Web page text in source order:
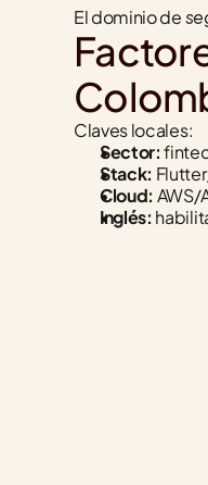
El dominio de
Claves locales:
Sector:
Stack:
Cloud: AWS/
Inglés: